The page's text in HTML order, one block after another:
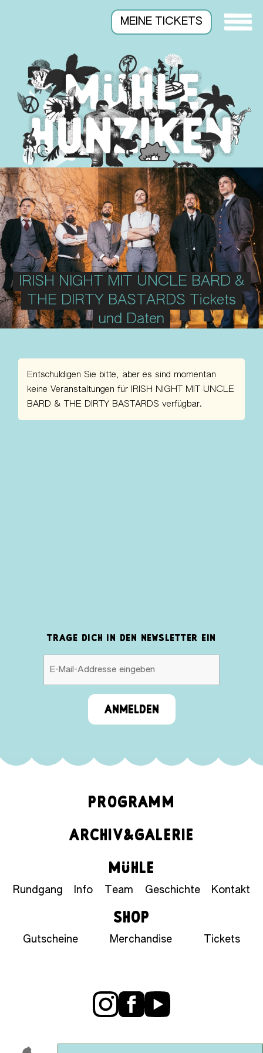
MEINE TICKETS
Suchen
IRISH NIGHT MIT UNCLE BARD &
THE DIRTY BASTARDS Tickets
und Daten
Entschuldigen Sie bitte, aber es sind momentan
keine Veranstaltungen für IRISH NIGHT MIT UNCLE
BARD & THE DIRTY BASTARDS verfügbar.
TRAGE DICH IN DEN NEWSLETTER EIN
ANMELDEN
PROGRAMM
ARCHIV&GALERIE
MÜHLE
Rundgang Info Team Geschichte Kontakt
SHOP
Gutscheine Merchandise Tickets